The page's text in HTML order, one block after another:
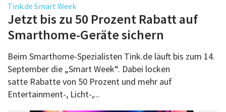
Tink.de Smart Week
Jetzt bis zu 50 Prozent Rabatt auf
Smarthome-Geräte sichern
Beim Smarthome-Spezialisten Tink.de läuft bis zum 14.
September die „Smart Week“. Dabei locken
satte Rabatte von 50 Prozent und mehr auf
Entertainment-, Licht-,...